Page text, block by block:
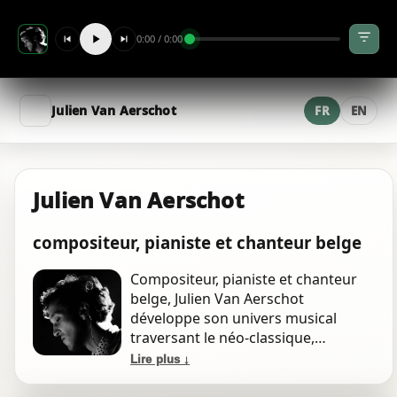
0:00 / 0:00
Sebastien
les choeurs brisés (strings)
chambers
An's fall
piano
misophone la pomme secondi piatti
soundtrack
salome virgil VXL master
Julien Van Aerschot FR EN
Julien Van Aerschot
compositeur, pianiste et chanteur belge
Compositeur, pianiste et chanteur
belge, Julien Van Aerschot
développe son univers musical
traversant le néo-classique,
l'électro-ambient et la pop, avec une
Lire plus ↓